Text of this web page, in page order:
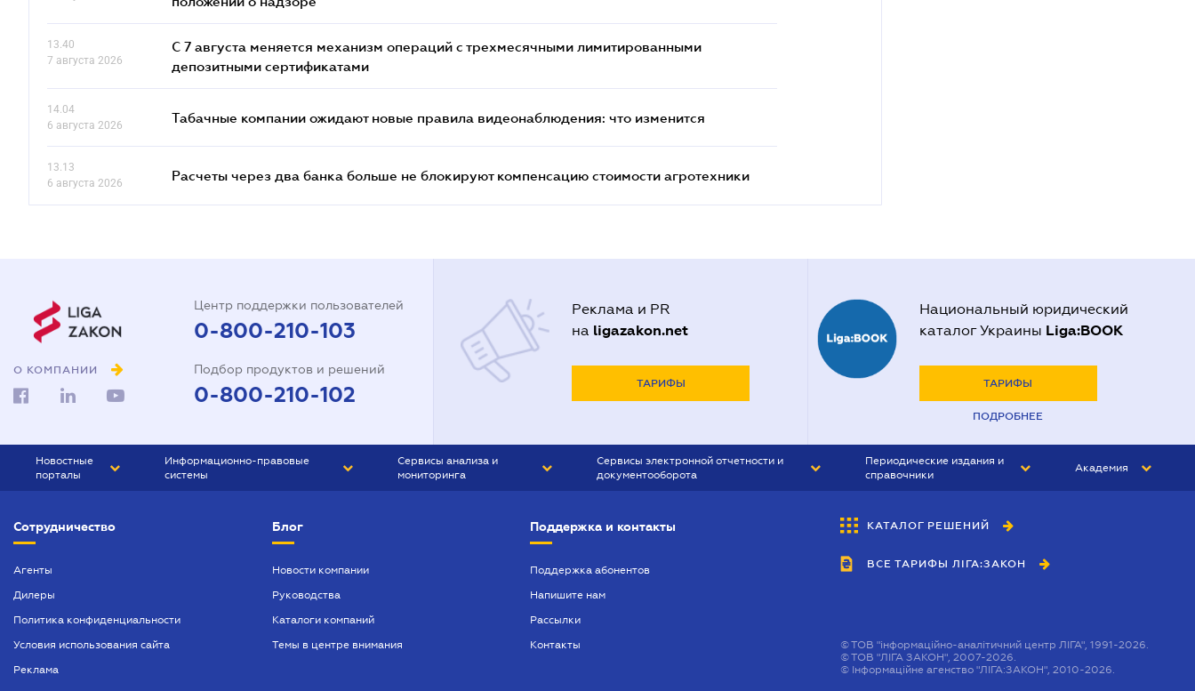
13.40
7 августа 2026
С 7 августа меняется механизм операций с трехмесячными лимитированными
депозитными сертификатами
14.04
6 августа 2026
Табачные компании ожидают новые правила видеонаблюдения: что изменится
13.13
6 августа 2026
Расчеты через два банка больше не блокируют компенсацию стоимости агротехники
О КОМПАНИИ
Центр поддержки пользователей
0-800-210-103
Подбор продуктов и решений
0-800-210-102
Реклама и PR
на ligazakon.net
ТАРИФЫ
Национальный юридический
каталог Украины Liga:BOOK
ТАРИФЫ
ПОДРОБНЕЕ
Новостные
порталы
БИЗНЕС
Информационно-правовые
системы
БУХГАЛТЕР ПРОФ
ЮРИСТ ПРОФ
Сервисы анализа и
мониторинга
Сервисы электронной отчетности и
документооборота
Периодические издания и
справочники
БУХГАЛТЕР&ЗАКОН
ВЕСТНИК МСФО
Академия
Сотрудничество
Агенты
Дилеры
Политика конфиденциальности
Условия использования сайта
Реклама
Блог
Новости компании
Руководства
Каталоги компаний
Темы в центре внимания
Поддержка и контакты
Поддержка абонентов
Напишите нам
Рассылки
Контакты
КАТАЛОГ РЕШЕНИЙ
ВСЕ ТАРИФЫ ЛІГА:ЗАКОН
©ТОВ "інформаційно-аналітичний центр ЛІГА", 1991-2026.
©ТОВ "ЛІГА ЗАКОН", 2007-2026.
© Інформаційне агенство "ЛІГА:ЗАКОН", 2010-2026.